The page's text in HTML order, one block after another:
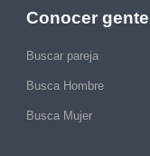
Conocer gente
Buscar pareja
Busca Hombre
Busca Mujer